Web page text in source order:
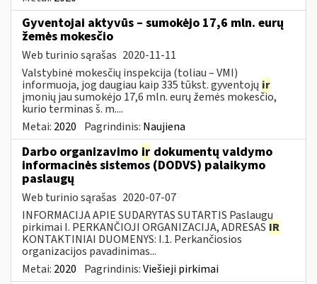
Gyventojai aktyvūs – sumokėjo 17,6 mln. eurų
žemės mokesčio
Web turinio sąrašas 2020-11-11
Valstybinė mokesčių inspekcija (toliau – VMI)
informuoja, jog daugiau kaip 335 tūkst. gyventojų ir
įmonių jau sumokėjo 17,6 mln. eurų žemės mokesčio,
kurio terminas š. m....
Metai: 2020 Pagrindinis: Naujiena
Darbo organizavimo ir dokumentų valdymo
informacinės sistemos (DODVS) palaikymo
paslaugų
Web turinio sąrašas 2020-07-07
INFORMACIJA APIE SUDARYTAS SUTARTIS Paslaugų
pirkimai I. PERKANČIOJI ORGANIZACIJA, ADRESAS IR
KONTAKTINIAI DUOMENYS: I.1. Perkančiosios
organizacijos pavadinimas...
Metai: 2020 Pagrindinis:Viešieji pirkimai